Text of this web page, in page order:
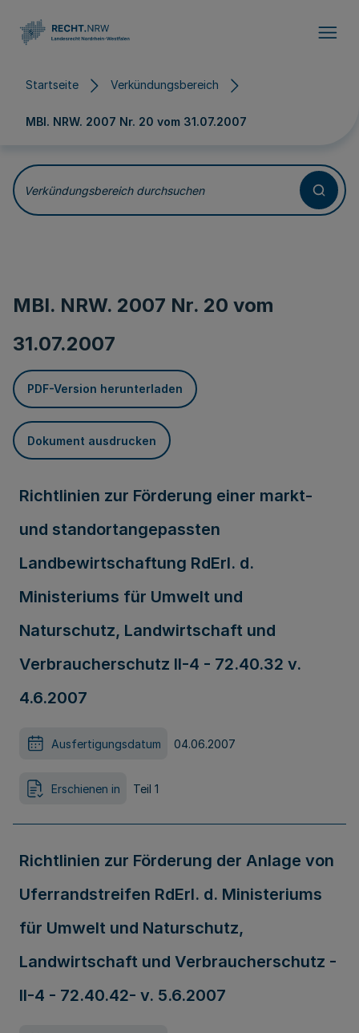
Startseite Verkündungsbereich
MBl. NRW. 2007 Nr. 20 vom 31.07.2007
Verkündungsbereich durchsuchen
MBl. NRW. 2007 Nr. 20 vom
31.07.2007
PDF-Version herunterladen
Dokument ausdrucken
Richtlinien zur Förderung einer markt-
und standortangepassten
Landbewirtschaftung RdErl. d.
Ministeriums für Umwelt und
Naturschutz, Landwirtschaft und
Verbraucherschutz II-4 - 72.40.32 v.
4.6.2007
Ausfertigungsdatum 04.06.2007
Erschienen in Teil 1
Richtlinien zur Förderung der Anlage von
Uferrandstreifen RdErl. d. Ministeriums
für Umwelt und Naturschutz,
Landwirtschaft und Verbraucherschutz -
II-4 - 72.40.42- v. 5.6.2007